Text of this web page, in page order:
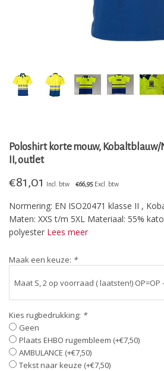
Poloshirt korte mouw, Kobaltblauw/
II, outlet
€81,01 Incl. btw €66,95 Excl. btw
Normering: EN ISO20471 klasse II ,
Maten: XXS t/m 5XL Materiaal: 55%
polyester Lees meer
Maak een keuze: *
Kies rugbedrukking: *
Geen
Plaats EHBO rugembleem (+€7,50)
AMBULANCE (+€7,50)
Tekst naar keuze (+€7,50)